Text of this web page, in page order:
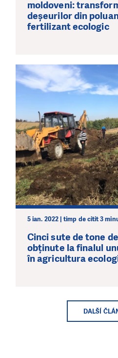
moldoveni:
deșeurilor din
fertilizant ecologic
5 ian. 2022 | timp de citit 3
Cinci sute de tone
obținute la finalul
în agricultura
DALŠÍ